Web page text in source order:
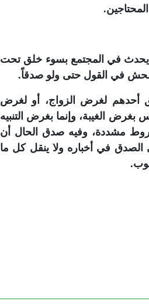
يحدث في المجتمع بسوء خلق تحت
في القول حتى ولو صدقاً.
أحدهم لغرض الزواج، أو لغرض
بغرض الغيبة، وإنما بغرض التنبيه
مشددة، وفيه صدق الحال أن
في أخباره ولا ينقل كل ما